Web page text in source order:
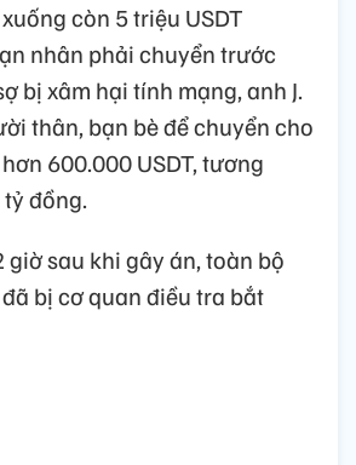
còn 5 triệu USDT
nhân phải chuyển trước
bị xâm hại tính mạng, anh J.
thân, bạn bè để chuyển cho
600.000 USDT, tương
đồng.
giờ sau khi gây án, toàn bộ
bị cơ quan điều tra bắt